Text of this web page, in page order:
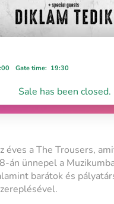
Gate time: 19:30
Sale has been closed.
éves a The Trousers,
án ünnepel a
barátok és